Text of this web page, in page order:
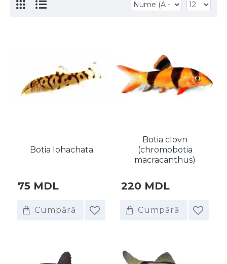
Botia lohachata
75 MDL
Cumpără
Botia clovn
(chromobotia
macracanthus)
220 MDL
Cumpără